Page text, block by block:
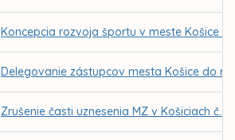
Koncepcia rozvoja športu v meste Košice -
Delegovanie zástupcov mesta Košice do
Zrušenie časti uznesenia MZ v Košiciach č.